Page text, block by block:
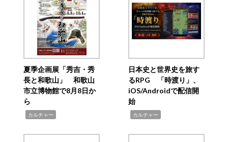
夏季企画展「秀吉・秀
長と和歌山」 和歌山
市立博物館で8月8日か
ら
カルチャー
日本史と世界史を旅す
るRPG 「時渡り」、
iOS/Androidで配信開
始
カルチャー